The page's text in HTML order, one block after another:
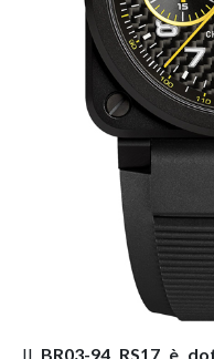
Il BR03-94 RS17 è